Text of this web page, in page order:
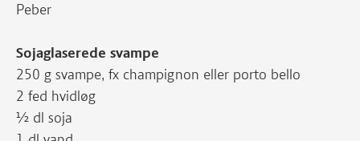
Peber
Sojaglaserede svampe
250 g svampe, fx champignon eller porto bello
2 fed hvidløg
½ dl soja